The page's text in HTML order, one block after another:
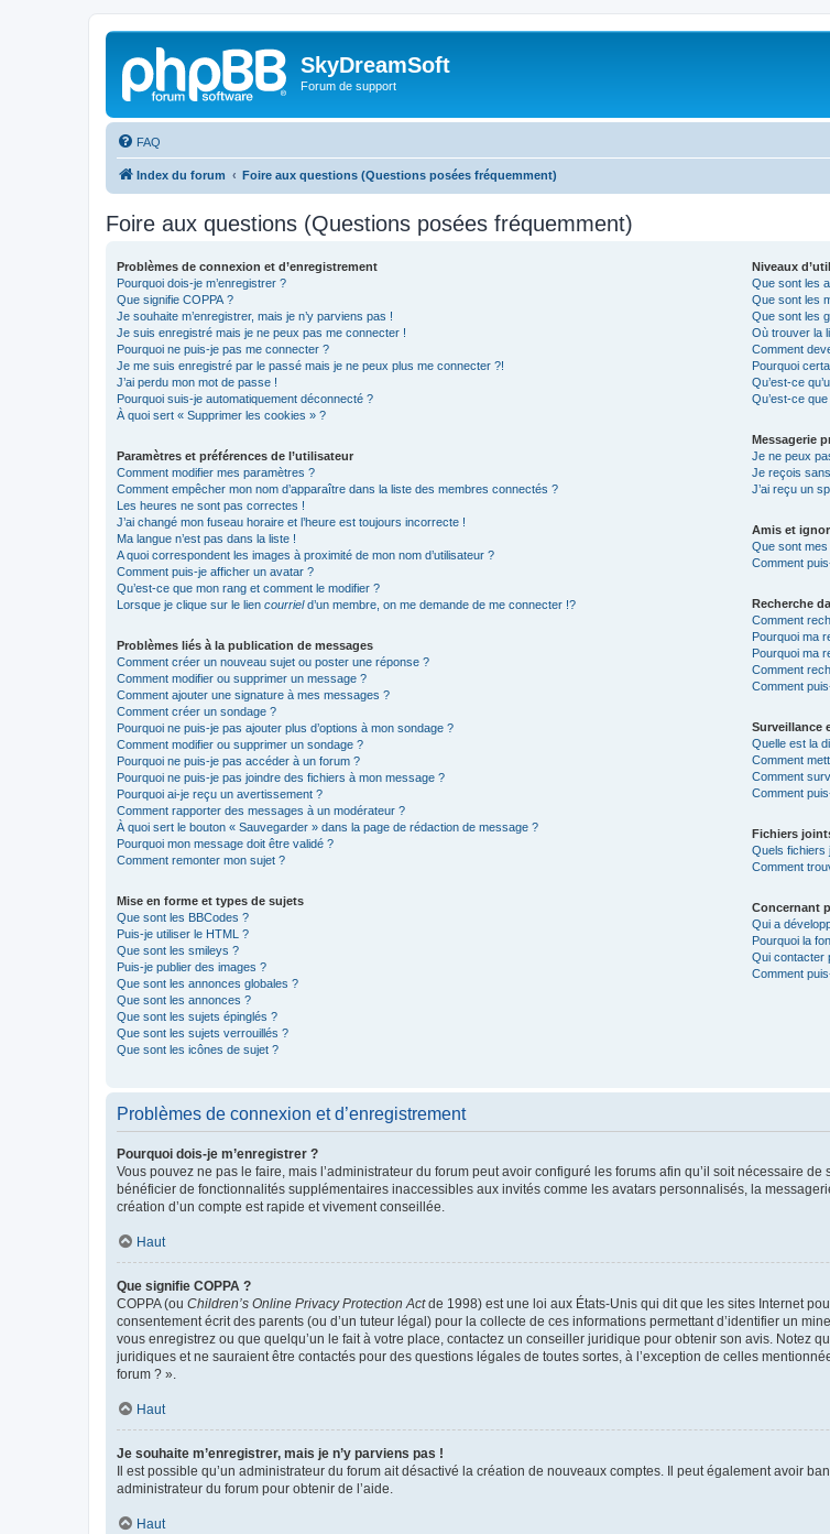
SkyDreamSoft
Forum de support
FAQ
Index du forum Foire aux questions (Questions posées fréquemment)
Foire aux questions (Questions posées fréquemment)
Problèmes de connexion et d’enregistrement
Pourquoi dois-je m’enregistrer ?
Que signifie COPPA ?
Je souhaite m’enregistrer, mais je n’y parviens pas !
Je suis enregistré mais je ne peux pas me connecter !
Pourquoi ne puis-je pas me connecter ?
Je me suis enregistré par le passé mais je ne peux plus me connecter ?!
J’ai perdu mon mot de passe !
Pourquoi suis-je automatiquement déconnecté ?
À quoi sert « Supprimer les cookies » ?
Paramètres et préférences de l’utilisateur
Comment modifier mes paramètres ?
Comment empêcher mon nom d’apparaître dans la liste des membres connectés ?
Les heures ne sont pas correctes !
J’ai changé mon fuseau horaire et l’heure est toujours incorrecte !
Ma langue n’est pas dans la liste !
A quoi correspondent les images à proximité de mon nom d’utilisateur ?
Comment puis-je afficher un avatar ?
Qu’est-ce que mon rang et comment le modifier ?
Lorsque je clique sur le lien courrield’un membre, on me demande de me connecter !?
Problèmes liés à la publication de messages
Comment créer un nouveau sujet ou poster une réponse ?
Comment modifier ou supprimer un message ?
Comment ajouter une signature à mes messages ?
Comment créer un sondage ?
Pourquoi ne puis-je pas ajouter plus d’options à mon sondage ?
Comment modifier ou supprimer un sondage ?
Pourquoi ne puis-je pas accéder à un forum ?
Pourquoi ne puis-je pas joindre des fichiers à mon message ?
Pourquoi ai-je reçu un avertissement ?
Comment rapporter des messages à un modérateur ?
À quoi sert le bouton « Sauvegarder » dans la page de rédaction de message ?
Pourquoi mon message doit être validé ?
Comment remonter mon sujet ?
Mise en forme et types de sujets
Que sont les BBCodes ?
Puis-je utiliser le HTML ?
Que sont les smileys ?
Puis-je publier des images ?
Que sont les annonces globales ?
Que sont les annonces ?
Que sont les sujets épinglés ?
Que sont les sujets verrouillés ?
Que sont les icônes de sujet ?
Niveaux
Que sont les
Que sont les
Que sont les
Où trouver la
Comment
Pourquoi
Qu’est-ce
Qu’est-ce
Messagerie
Je ne peux
Je reçois
J’ai reçu un
Amis et
Que sont mes
Comment
Recherche
Comment
Pourquoi ma
Pourquoi ma
Comment
Comment
Surveillance
Quelle est la
Comment
Comment
Comment
Fichiers
Quels fichiers
Comment
Concernant
Qui a
Pourquoi la
Qui contacter
Comment
Problèmes de connexion et d’enregistrement
Pourquoi dois-je m’enregistrer ?
Vous pouvez ne pas le faire, mais l’administrateur du forum peut avoir configuré les forums afin qu’il soit nécessaire
bénéficier de fonctionnalités supplémentaires inaccessibles aux invités comme les avatars personnalisés, la
création d’un compte est rapide et vivement conseillée.
Haut
Que signifie COPPA ?
COPPA (ou Children’s Online Privacy Protection Actde 1998) est une loi aux États-Unis qui dit que les sites Internet
consentement écrit des parents (ou d’un tuteur légal) pour la collecte de ces informations permettant d’identifier un
vous enregistrez ou que quelqu’un le fait à votre place, contactez un conseiller juridique pour obtenir son avis. Notez
juridiques et ne sauraient être contactés pour des questions légales de toutes sortes, à l’exception de celles
forum ? ».
Haut
Je souhaite m’enregistrer, mais je n’y parviens pas !
Il est possible qu’un administrateur du forum ait désactivé la création de nouveaux comptes. Il peut également avoir
administrateur du forum pour obtenir de l’aide.
Haut